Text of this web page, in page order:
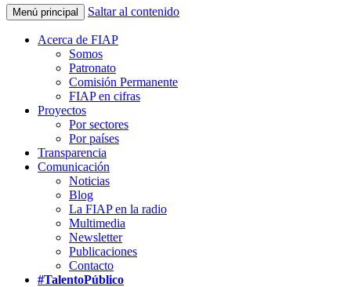
Menú principal Saltar al contenido
Acerca de FIAP
Somos
Patronato
Comisión Permanente
FIAP en cifras
Proyectos
Por sectores
Por países
Transparencia
Comunicación
Noticias
Blog
La FIAP en la radio
Multimedia
Newsletter
Publicaciones
Contacto
#TalentoPúblico